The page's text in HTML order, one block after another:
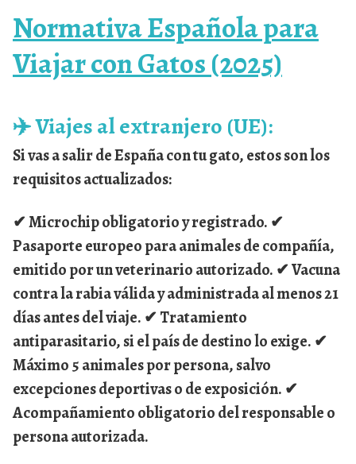
Normativa Española para
Viajar con Gatos (2025)
✈️Viajes al extranjero (UE):
Si vas a salir de España con tu gato, estos son los
requisitos actualizados:
✔Microchip obligatorioy registrado. ✔
Pasaporte europeo para animales de compañía,
emitido por un veterinario autorizado. ✔Vacuna
contra la rabiaválida y administrada al menos 21
días antes del viaje. ✔Tratamiento
antiparasitario, si el país de destino lo exige. ✔
Máximo 5 animales por persona, salvo
excepciones deportivas o de exposición. ✔
Acompañamiento obligatoriodel responsable o
persona autorizada.